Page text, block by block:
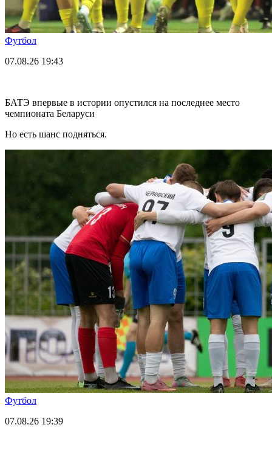
Футбол
07.08.26 19:43
БАТЭ впервые в истории опустился на последнее место
чемпионата Беларуси
Но есть шанс подняться.
Футбол
07.08.26 19:39